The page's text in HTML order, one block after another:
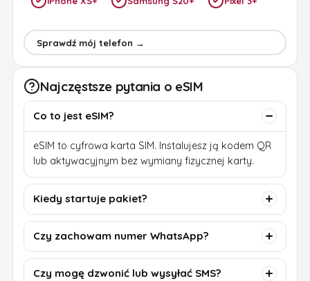
Sprawdź mój telefon →
Najczęstsze pytania o eSIM
Co to jest eSIM?
eSIM to cyfrowa karta SIM. Instalujesz ją kodem QR
lub aktywacyjnym bez wymiany fizycznej karty.
Kiedy startuje pakiet?
Czy zachowam numer WhatsApp?
Czy mogę dzwonić lub wysyłać SMS?